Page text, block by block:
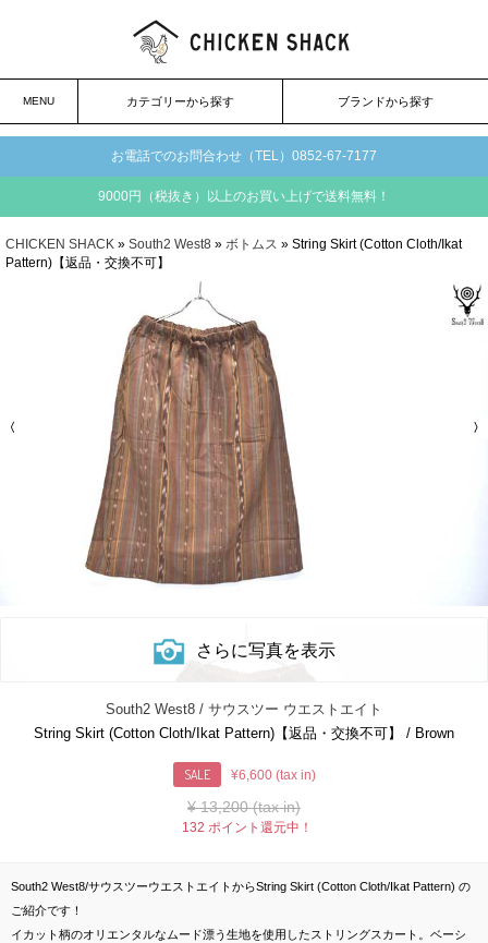
MENU カテゴリーから探す ブランドから探す
お電話でのお問合わせ（TEL）0852-67-7177
9000円（税抜き）以上のお買い上げで送料無料！
CHICKEN SHACK » South2 West8 » ボトムス » String Skirt (Cotton Cloth/Ikat
Pattern)【返品・交換不可】
さらに写真を表示
South2 West8 / サウスツー ウエストエイト
String Skirt (Cotton Cloth/Ikat Pattern)【返品・交換不可】 / Brown
SALE ¥6,600 (tax in)
¥ 13,200 (tax in)
132 ポイント還元中！
South2 West8/サウスツーウエストエイトからString Skirt (Cotton Cloth/Ikat Pattern) の
ご紹介です！
イカット柄のオリエンタルなムード漂う生地を使用したストリングスカート。ベーシ